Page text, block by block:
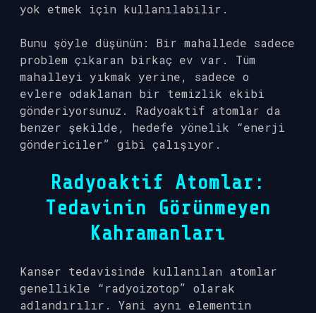
yok etmek için kullanılabilir.
Bunu şöyle düşünün: Bir mahallede sadece
problem çıkaran birkaç ev var. Tüm
mahalleyi yıkmak yerine, sadece o
evlere odaklanan bir temizlik ekibi
gönderiyorsunuz. Radyoaktif atomlar da
benzer şekilde, hedefe yönelik “enerji
göndericiler” gibi çalışıyor.
Radyoaktif Atomlar:
Tedavinin Görünmeyen
Kahramanları
Kanser tedavisinde kullanılan atomlar
genellikle “radyoizotop” olarak
adlandırılır. Yani aynı elementin